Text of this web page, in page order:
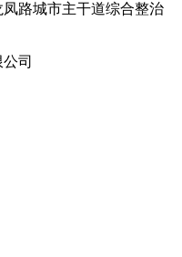
路城市主干道综合整治
司